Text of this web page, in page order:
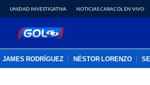
UNIDAD INVESTIGATIVA NOTICIAS CARACOL EN VIVO
JAMES RODRÍGUEZ NÉSTOR LORENZO